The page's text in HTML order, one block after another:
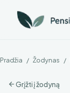
Pradžia / Žodynas /
Grįžti į žodyną